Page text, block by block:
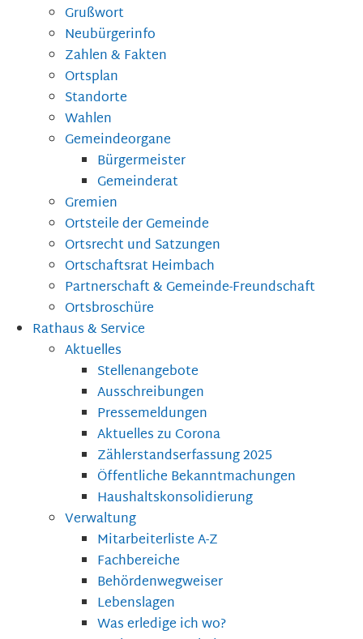
Grußwort
Neubürgerinfo
Zahlen & Fakten
Ortsplan
Standorte
Wahlen
Gemeindeorgane
Bürgermeister
Gemeinderat
Gremien
Ortsteile der Gemeinde
Ortsrecht und Satzungen
Ortschaftsrat Heimbach
Partnerschaft & Gemeinde-Freundschaft
Ortsbroschüre
Rathaus & Service
Aktuelles
Stellenangebote
Ausschreibungen
Pressemeldungen
Aktuelles zu Corona
Zählerstandserfassung 2025
Öffentliche Bekanntmachungen
Haushaltskonsolidierung
Verwaltung
Mitarbeiterliste A-Z
Fachbereiche
Behördenwegweiser
Lebenslagen
Was erledige ich wo?